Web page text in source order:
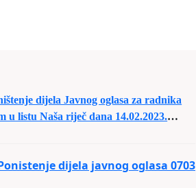
dijela Javnog oglasa za radnika
u listu Naša riječ dana 14.02.2023.
dijela javnog oglasa 0703